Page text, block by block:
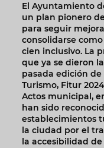
El Ayuntamiento
un plan pionero
para seguir
consolidarse
cien inclusivo. La
que ya se dieron
pasada edición
Turismo, Fitur
Actos municipal,
han sido
establecimientos
la ciudad por el
la accesibilidad de